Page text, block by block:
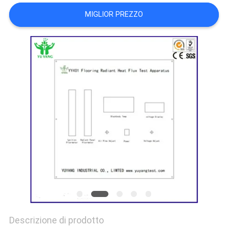
POLITICA
SULLA
PRIVACY
MIGLIOR PREZZO
Descrizione di prodotto